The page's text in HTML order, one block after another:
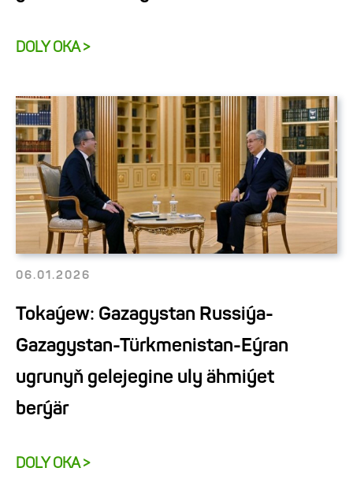
DOLY OKA >
06.01.2026
Tokaýew: Gazagystan Russiýa-
Gazagystan-Türkmenistan-Eýran
ugrunyň gelejegine uly ähmiýet
berýär
DOLY OKA >